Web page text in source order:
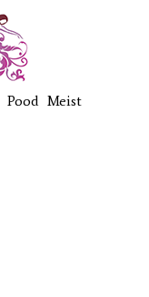
Pood Meist